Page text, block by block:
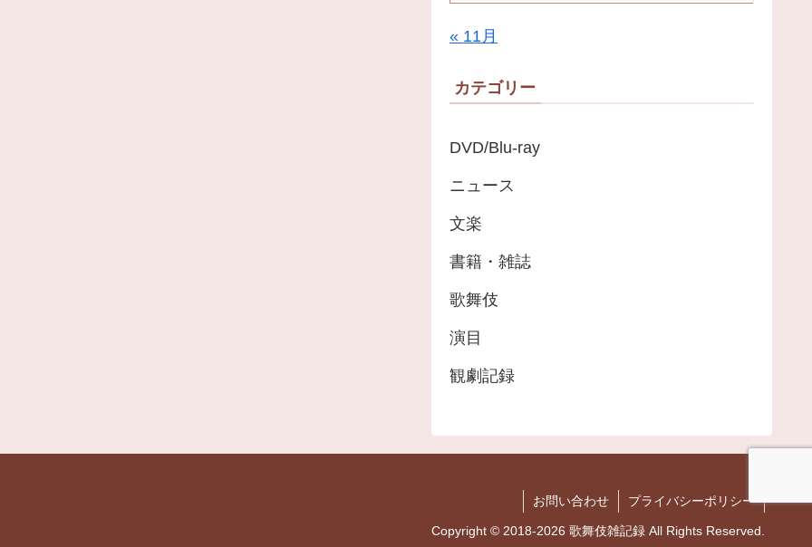
« 11月
カテゴリー
DVD/Blu-ray
ニュース
文楽
書籍・雑誌
歌舞伎
演目
観劇記録
お問い合わせ プライバシーポリシー
Copyright © 2018-2026 歌舞伎雑記録 All Rights Reserved.